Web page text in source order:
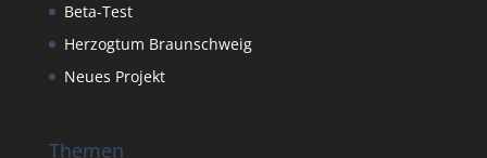
Beta-Test
Herzogtum Braunschweig
Neues Projekt
Themen